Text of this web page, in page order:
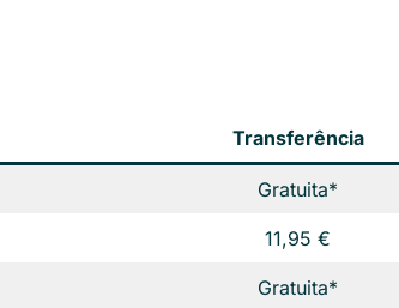
Transferência
Gratuita*
11,95 €
Gratuita*